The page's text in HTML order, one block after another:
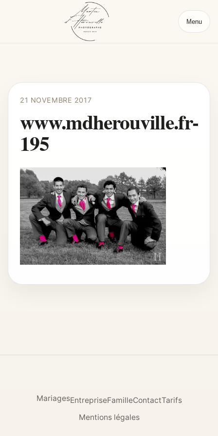
Menu
21 NOVEMBRE 2017
www.mdherouville.fr-
195
MariagesEntrepriseFamilleContactTarifs
Mentions légales